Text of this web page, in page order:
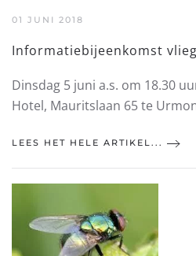
01 JUNI 2018
Informatiebijeenkomst
Dinsdag 5 juni a.s. om 18.30
Hotel, Mauritslaan 65 te
LEES HET HELE ARTIKEL...